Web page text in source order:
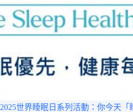
2025世界睡眠日系列活動：你今天「